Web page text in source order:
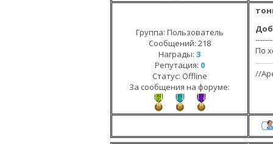
Группа: Пользователь
Сообщений: 218
Награды: 3
Репутация: 0
Статус: Offline
За сообщения на форуме:
По
//